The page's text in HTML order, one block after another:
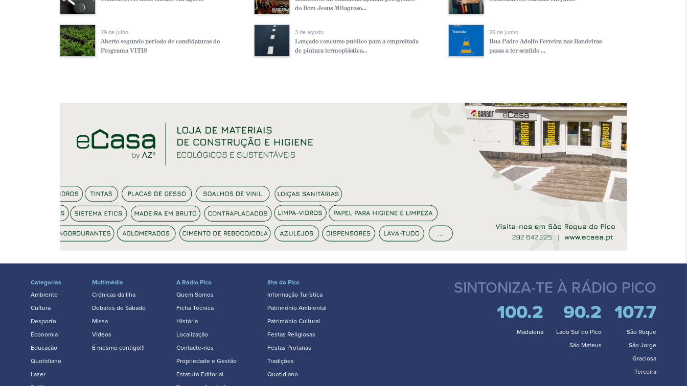
29 de julho
Aberto segundo período de candidaturas do
Programa VITIS
do Bom Jesus Milagroso...
3 de agosto
Lançado concurso publico para a empreitada
de pintura termoplástica...
26 de junho
Rua Padre Adolfo Ferreira nas Bandeiras
passa a ter sentido ...
Categorias
Ambiente
Cultura
Desporto
Economia
Educação
Quotidiano
Lazer
Multimédia
Crónicas da Ilha
Debates de Sábado
Missa
Vídeos
É mesmo contigo!!!
A Rádio Pico
Quem Somos
Ficha Técnica
História
Localização
Contacte-nos
Propriedade e Gestão
Estatuto Editorial
Ilha do Pico
Informação Turística
Património Ambiental
Património Cultural
Festas Religiosas
Festas Profanas
Tradições
Quotidiano
SINTONIZA-TE À RÁDIO PICO
100.2
Madalena
90.2
Lado Sul do Pico
São Mateus
107.7
São Roque
São Jorge
Graciosa
Terceira